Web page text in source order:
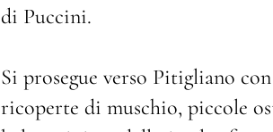
di Puccini.
Si prosegue verso Pitigliano
ricoperte di muschio, piccole